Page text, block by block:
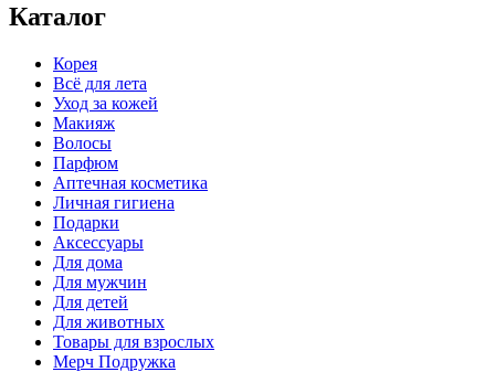
Каталог
Корея
Всё для лета
Уход за кожей
Макияж
Волосы
Парфюм
Аптечная косметика
Личная гигиена
Подарки
Аксессуары
Для дома
Для мужчин
Для детей
Для животных
Товары для взрослых
Мерч Подружка